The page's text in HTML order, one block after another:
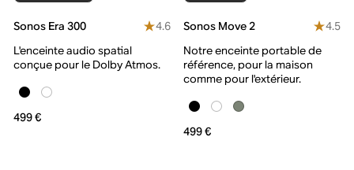
Sonos Era 300
4.6
L'enceinte audio spatial
conçue pour le Dolby Atmos.
499 €
Sonos Move 2
4.5
Notre enceinte portable de
référence, pour la maison
comme pour l'extérieur.
499 €